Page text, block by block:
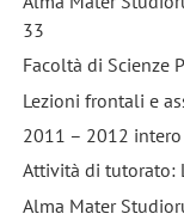
33
Facoltà di Scienze
Lezioni frontali e
2011 – 2012 intero
Attività di tutorato:
Alma Mater